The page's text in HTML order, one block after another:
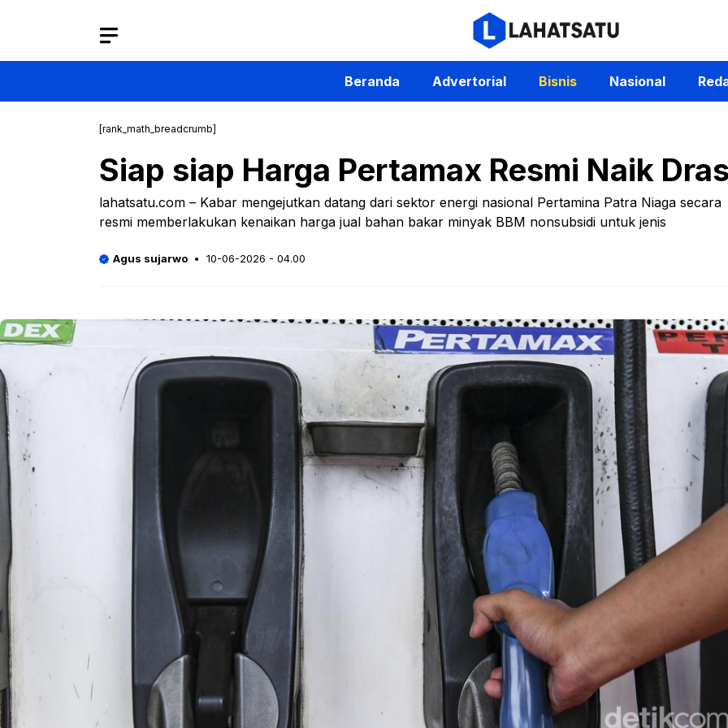
Beranda
Advertorial Bisnis Nasional
[rank_math_breadcrumb]
Siap siap Harga Pertamax Resmi Naik
lahatsatu.com – Kabar mengejutkan datang dari sektor energi nasional Pertamina Patra Niaga secara
resmi memberlakukan kenaikan harga jual bahan bakar minyak BBM nonsubsidi untuk jenis
Agus sujarwo 10-06-2026 - 04.00